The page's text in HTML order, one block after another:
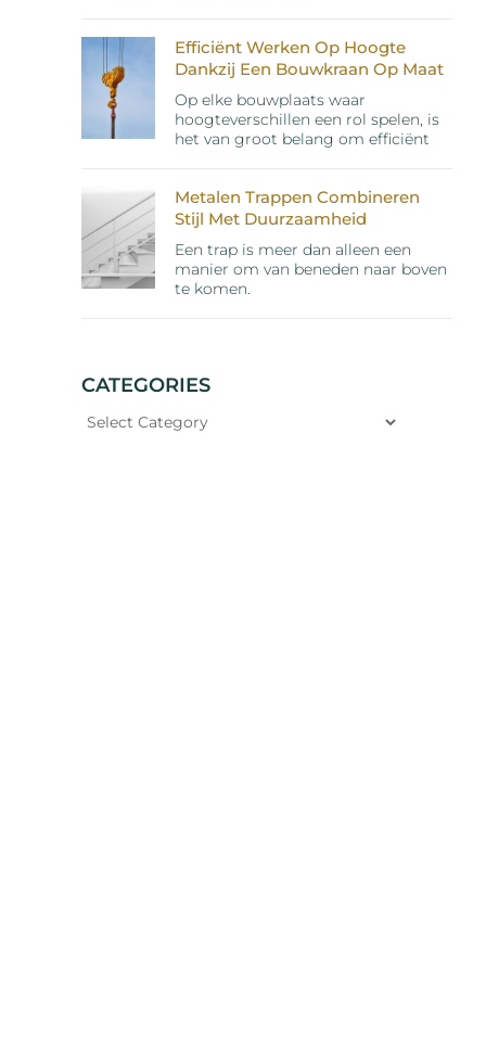
Efficiënt Werken Op Hoogte
Dankzij Een Bouwkraan Op Maat
Op elke bouwplaats waar
hoogteverschillen een rol spelen, is
het van groot belang om efficiënt
Metalen Trappen Combineren
Stijl Met Duurzaamheid
Een trap is meer dan alleen een
manier om van beneden naar boven
te komen.
CATEGORIES